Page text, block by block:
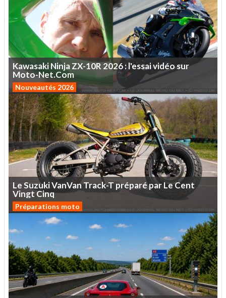
KawasakiNinjaZX-10R 2026:l'essaividéosur
Moto-Net.Com
Nouveautés 2026
LeSuzukiVanVanTrack-TpréparéparLeCent
VingtCinq
Préparations moto